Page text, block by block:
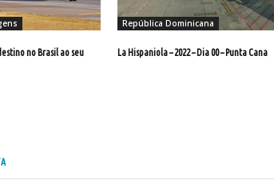
no Brasil ao seu
República Dominicana
La Hispaniola – 2022 – Dia 00 – Punta Cana